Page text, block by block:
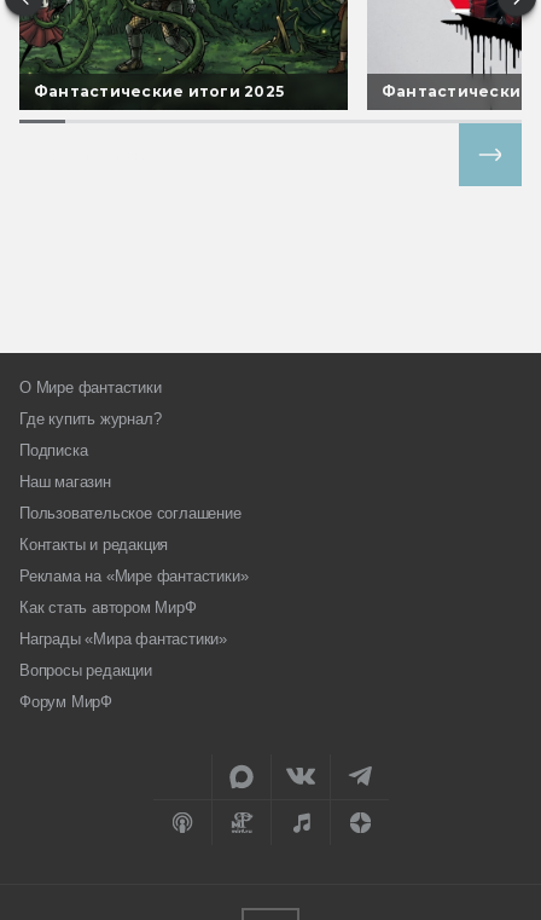
Фантастические итоги 2025 Фантастические
О Мире фантастики
Где купить журнал?
Подписка
Наш магазин
Пользовательское соглашение
Контакты и редакция
Реклама на «Мире фантастики»
Как стать автором МирФ
Награды «Мира фантастики»
Вопросы редакции
Форум МирФ